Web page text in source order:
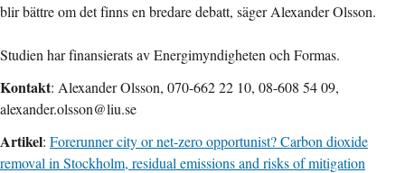
blir bättre om det finns en bredare debatt, säger Alexander Olsson.
Studien har finansierats av Energimyndigheten och Formas.
Kontakt: Alexander Olsson, 070-662 22 10, 08-608 54 09,
alexander.olsson@liu.se
Artikel: Forerunner city or net-zero opportunist? Carbon dioxide
removal in Stockholm, residual emissions and risks of mitigation